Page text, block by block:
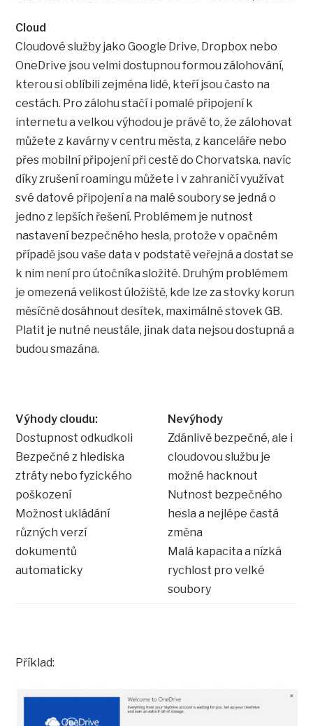
Cloud
Cloudové služby jako Google Drive, Dropbox nebo
OneDrive jsou velmi dostupnou formou zálohování,
kterou si oblíbili zejména lidé, kteří jsou často na
cestách. Pro zálohu stačí i pomalé připojení k
internetu a velkou výhodou je právě to, že zálohovat
můžete z kavárny v centru města, z kanceláře nebo
přes mobilní připojení při cestě do Chorvatska. navíc
díky zrušení roamingu můžete i v zahraničí využívat
své datové připojení a na malé soubory se jedná o
jedno z lepších řešení. Problémem je nutnost
nastavení bezpečného hesla, protože v opačném
případě jsou vaše data v podstatě veřejná a dostat se
k nim není pro útočníka složité. Druhým problémem
je omezená velikost úložiště, kde lze za stovky korun
měsíčně dosáhnout desítek, maximálně stovek GB.
Platit je nutné neustále, jinak data nejsou dostupná a
budou smazána.
Výhody cloudu:
Dostupnost odkudkoli
Bezpečné z hlediska
ztráty nebo fyzického
poškození
Možnost ukládání
různých verzí
dokumentů
automaticky
Nevýhody
Zdánlivě bezpečné, ale i
cloudovou službu je
možné hacknout
Nutnost bezpečného
hesla a nejlépe častá
změna
Malá kapacita a nízká
rychlost pro velké
soubory
Příklad: